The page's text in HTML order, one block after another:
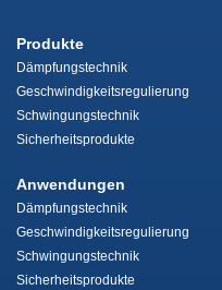
Produkte
Dämpfungstechnik
Geschwindigkeitsregulierung
Schwingungstechnik
Sicherheitsprodukte
Anwendungen
Dämpfungstechnik
Geschwindigkeitsregulierung
Schwingungstechnik
Sicherheitsprodukte